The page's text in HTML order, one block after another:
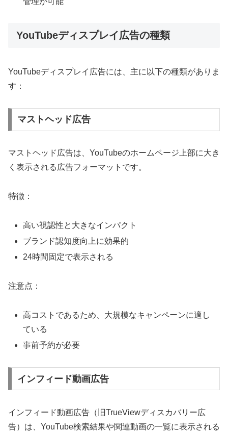
YouTubeディスプレイ広告の種類
YouTubeディスプレイ広告には、主に以下の種類がありま
す：
マストヘッド広告
マストヘッド広告は、YouTubeのホームページ上部に大き
く表示される広告フォーマットです。
特徴：
高い視認性と大きなインパクト
ブランド認知度向上に効果的
24時間固定で表示される
注意点：
高コストであるため、大規模なキャンペーンに適し
ている
事前予約が必要
インフィード動画広告
インフィード動画広告（旧TrueViewディスカバリー広
告）は、YouTube検索結果や関連動画の一覧に表示される